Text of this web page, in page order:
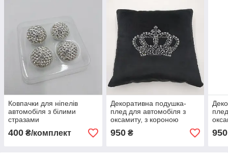
Ковпачки для ніпелів
автомобіля з білими
стразами
400 ₴/комплект
Декоративна подушка-
плед для автомобіля з
оксамиту, з короною
950₴ 950